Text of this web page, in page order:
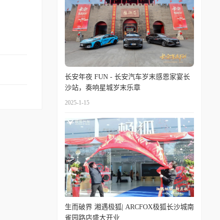
长安年夜 FUN - 长安汽车岁末感恩家宴长
沙站，奏响星城岁末乐章
2025-1-15
生而破界 湘遇极狐| ARCFOX极狐长沙城南
雀园路店盛大开业